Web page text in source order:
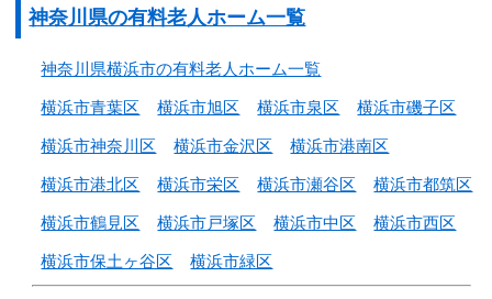
神奈川県の有料老人ホーム一覧
神奈川県横浜市の有料老人ホーム一覧
横浜市青葉区 横浜市旭区 横浜市泉区 横浜市磯子区
横浜市神奈川区 横浜市金沢区 横浜市港南区
横浜市港北区 横浜市栄区 横浜市瀬谷区 横浜市都筑区
横浜市鶴見区 横浜市戸塚区 横浜市中区 横浜市西区
横浜市保土ヶ谷区 横浜市緑区